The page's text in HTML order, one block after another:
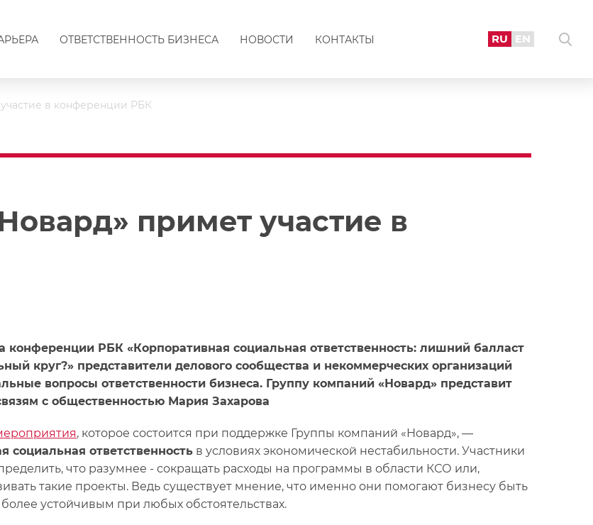
ОТВЕТСТВЕННОСТЬ БИЗНЕСА НОВОСТИ КОНТАКТЫ RU EN
в конференции РБК
примет участие в
конференции РБК «Корпоративная социальная ответственность: лишний балласт
круг?» представители делового сообщества и некоммерческих организаций
вопросы ответственности бизнеса. Группу компаний «Новард» представит
с общественностью Мария Захарова
, которое состоится при поддержке Группы компаний «Новард», —
социальная ответственность в условиях экономической нестабильности. Участники
что разумнее - сокращать расходы на программы в области КСО или,
такие проекты. Ведь существует мнение, что именно они помогают бизнесу быть
устойчивым при любых обстоятельствах.